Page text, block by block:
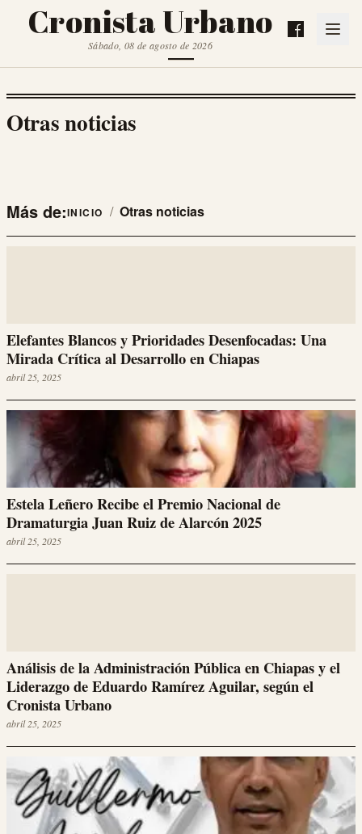
Cronista Urbano
Sábado, 08 de agosto de 2026
Otras noticias
Más de:INICIO / Otras noticias
Elefantes Blancos y Prioridades Desenfocadas: Una
Mirada Crítica al Desarrollo en Chiapas
abril 25, 2025
Estela Leñero Recibe el Premio Nacional de
Dramaturgia Juan Ruiz de Alarcón 2025
abril 25, 2025
Análisis de la Administración Pública en Chiapas y el
Liderazgo de Eduardo Ramírez Aguilar, según el
Cronista Urbano
abril 25, 2025